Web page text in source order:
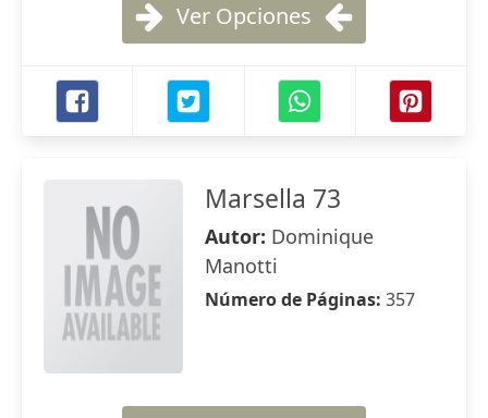
Ver Opciones
Marsella 73
Autor: Dominique
Manotti
Número de Páginas: 357